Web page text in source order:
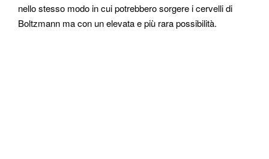
nello stesso modo in cui potrebbero sorgere i cervelli di
Boltzmann ma con un elevata e più rara possibilità.